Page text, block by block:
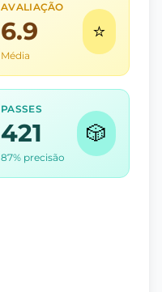
AVALIAÇÃO
6.9
Média
⭐
PASSES
421
87% precisão
🎲